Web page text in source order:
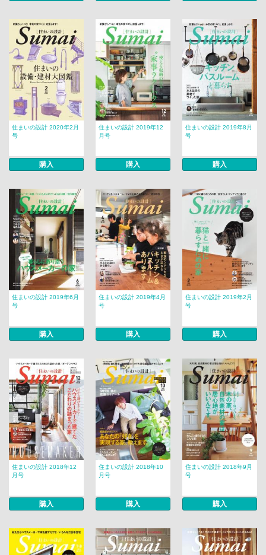
住まいの設計 2020年2月
号
購入
住まいの設計 2019年12
月号
購入
住まいの設計 2019年8月
号
購入
住まいの設計 2019年6月
号
購入
住まいの設計 2019年4月
号
購入
住まいの設計 2019年2月
号
購入
住まいの設計 2018年12
月号
購入
住まいの設計 2018年10
月号
購入
住まいの設計 2018年9月
号
購入